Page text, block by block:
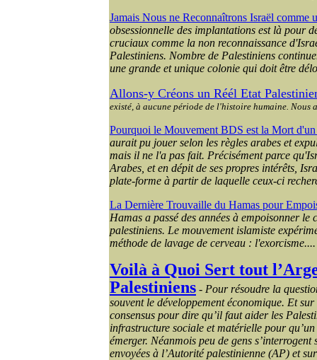
Jamais Nous ne Reconnaîtrons Israël comme
obsessionnelle des implantations est là pour
cruciaux comme la non reconnaissance
Palestiniens. Nombre de Palestiniens
une grande et unique colonie qui doit être
Allons-y Créons un Réél Etat
existé, à aucune période de l'histoire humaine. Nous
Pourquoi le Mouvement BDS est la Mort
aurait pu jouer selon les règles arabes et
mais il ne l'a pas fait. Précisément parce
Arabes, et en dépit de ses propres intérêts,
plate-forme à partir de laquelle ceux-ci
La Dernière Trouvaille du Hamas pour
Hamas a passé des années à empoisonner
palestiniens. Le mouvement islamiste
méthode de lavage de cerveau : l'exorcisme....
Voilà à Quoi Sert tout
Palestiniens - Pour résoudre la
souventle développement économique. Etsur
consensus pour dire qu’il fautaider les
infrastructure sociale etmatérielle pourqu’un
émerger. Néanmois peu de gens s’interrogent
envoyées à l’Autorité palestinienne (AP) et